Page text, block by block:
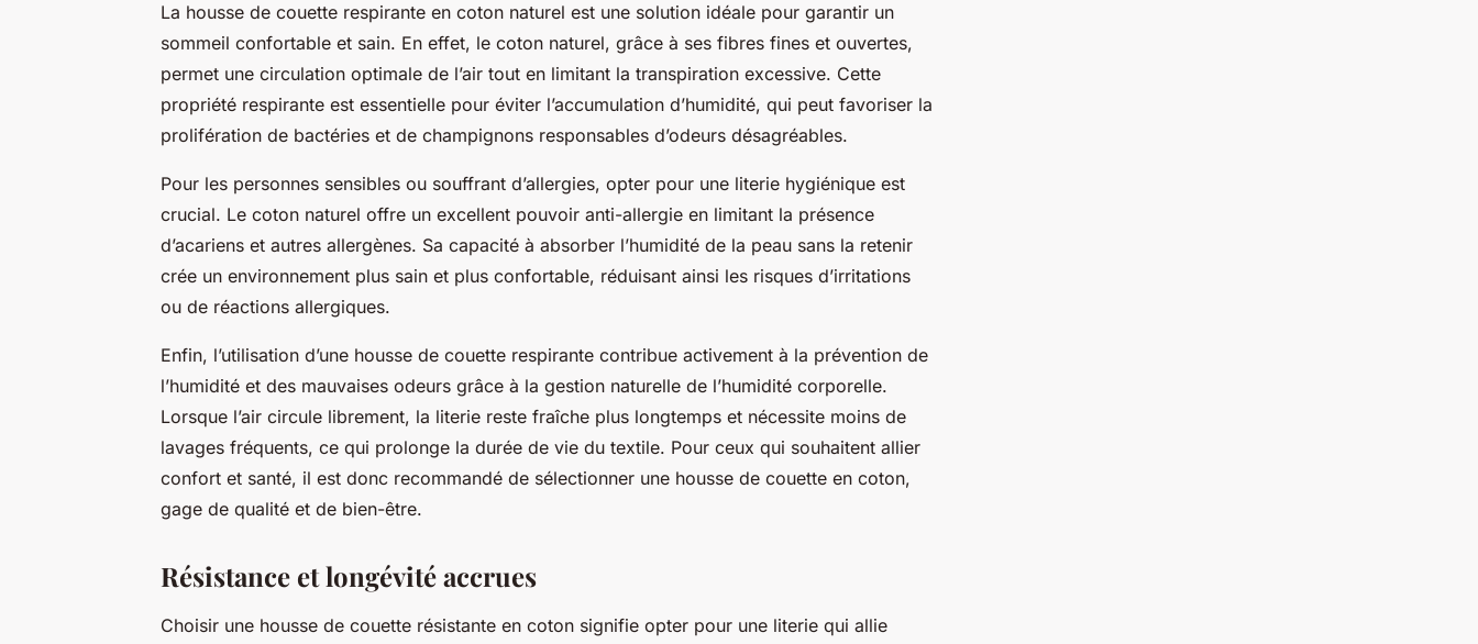
La housse de couette respirante en coton naturel est une solution idéale pour garantir un
sommeil confortable et sain. En effet, le coton naturel, grâce à ses fibres fines et ouvertes,
permet une circulation optimale de l’air tout en limitant la transpiration excessive. Cette
propriété respirante est essentielle pour éviter l’accumulation d’humidité, qui peut favoriser la
prolifération de bactéries et de champignons responsables d’odeurs désagréables.
Pour les personnes sensibles ou souffrant d’allergies, opter pour une literie hygiénique est
crucial. Le coton naturel offre un excellent pouvoir anti-allergie en limitant la présence
d’acariens et autres allergènes. Sa capacité à absorber l’humidité de la peau sans la retenir
crée un environnement plus sain et plus confortable, réduisant ainsi les risques d’irritations
ou de réactions allergiques.
Enfin, l’utilisation d’une housse de couette respirante contribue activement à la prévention de
l’humidité et des mauvaises odeurs grâce à la gestion naturelle de l’humidité corporelle.
Lorsque l’air circule librement, la literie reste fraîche plus longtemps et nécessite moins de
lavages fréquents, ce qui prolonge la durée de vie du textile. Pour ceux qui souhaitent allier
confort et santé, il est donc recommandé de sélectionner une housse de couette en coton,
gage de qualité et de bien-être.
Résistance et longévité accrues
Choisir une housse de couette résistante en coton signifie opter pour une literie qui allie